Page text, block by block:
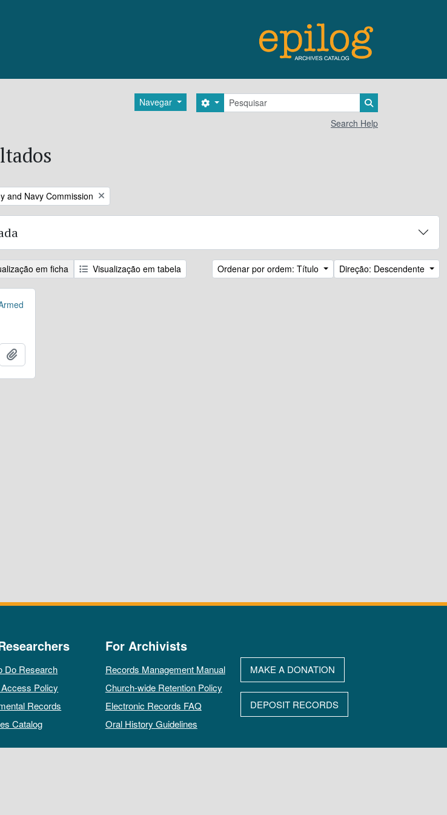
Navegar Pesquisar
Search options
Search Help
filter:
and Navy Commission
em ficha Visualização em tabela Ordenar por ordem: Título Direção: Descendente
Do Research
Policy
Records
Catalog
For Archivists
Records Management Manual
Church-wide Retention Policy
Electronic Records FAQ
Oral History Guidelines
MAKE A DONATION
DEPOSIT RECORDS